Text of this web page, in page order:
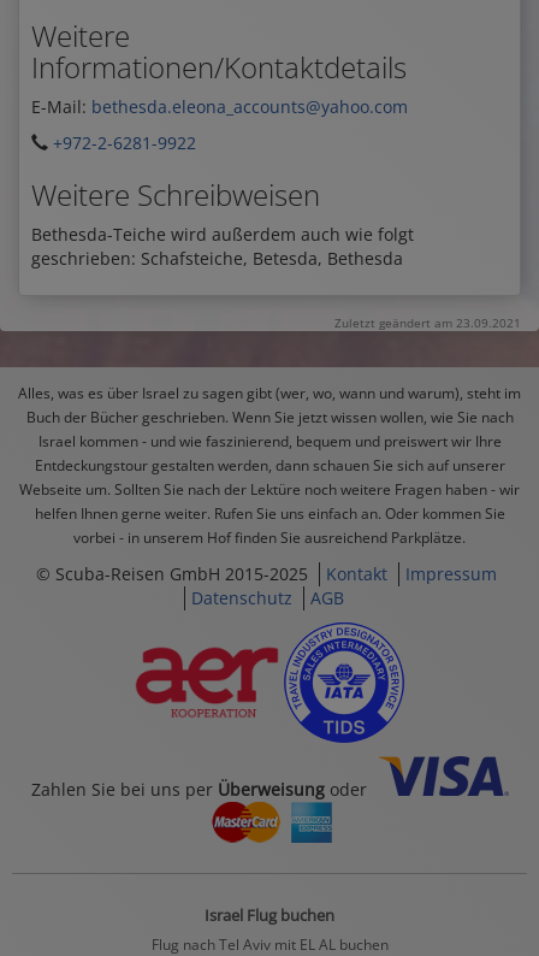
Weitere
Informationen/Kontaktdetails
E-Mail: bethesda.eleona_accounts@yahoo.com
+972-2-6281-9922
Weitere Schreibweisen
Bethesda-Teiche wird außerdem auch wie folgt
geschrieben: Schafsteiche, Betesda, Bethesda
Zuletzt geändert am 23.09.2021
Alles, was es über Israel zu sagen gibt (wer, wo, wann und warum), steht im
Buch der Bücher geschrieben. Wenn Sie jetzt wissen wollen, wie Sie nach
Israel kommen - und wie faszinierend, bequem und preiswert wir Ihre
Entdeckungstour gestalten werden, dann schauen Sie sich auf unserer
Webseite um. Sollten Sie nach der Lektüre noch weitere Fragen haben - wir
helfen Ihnen gerne weiter. Rufen Sie uns einfach an. Oder kommen Sie
vorbei - in unserem Hof finden Sie ausreichend Parkplätze.
© Scuba-Reisen GmbH 2015-2025 Kontakt
Impressum
Datenschutz
AGB
Zahlen Sie bei uns per Überweisungoder
Israel Flug buchen
Flug nach Tel Aviv mit EL AL buchen